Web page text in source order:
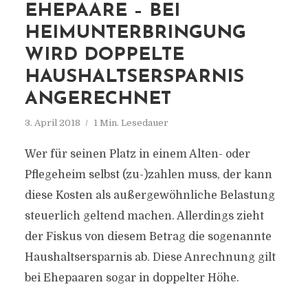
EHEPAARE – BEI
HEIMUNTERBRINGUNG
WIRD DOPPELTE
HAUSHALTSERSPARNIS
ANGERECHNET
3. April 2018 1 Min. Lesedauer
Wer für seinen Platz in einem Alten- oder
Pflegeheim selbst (zu-)zahlen muss, der kann
diese Kosten als außergewöhnliche Belastung
steuerlich geltend machen. Allerdings zieht
der Fiskus von diesem Betrag die sogenannte
Haushaltsersparnis ab. Diese Anrechnung gilt
bei Ehepaaren sogar in doppelter Höhe.